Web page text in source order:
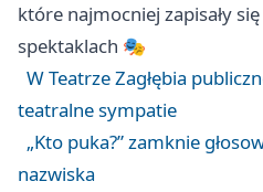
które najmocniej zapisały
spektaklach 🎭
W Teatrze Zagłębia
teatralne sympatie
„Kto puka?” zamknie
nazwiska